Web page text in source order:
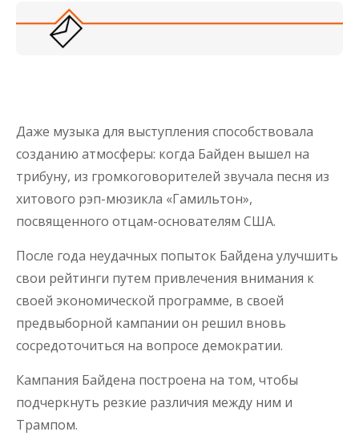
Даже музыка для выступления способствовала
созданию атмосферы: когда Байден вышел на
трибуну, из громкоговорителей звучала песня из
хитового рэп-мюзикла «Гамильтон»,
посвященного отцам-основателям США.
После года неудачных попыток Байдена улучшить
свои рейтинги путем привлечения внимания к
своей экономической программе, в своей
предвыборной кампании он решил вновь
сосредоточиться на вопросе демократии.
Кампания Байдена построена на том, чтобы
подчеркнуть резкие различия между ним и
Трампом.